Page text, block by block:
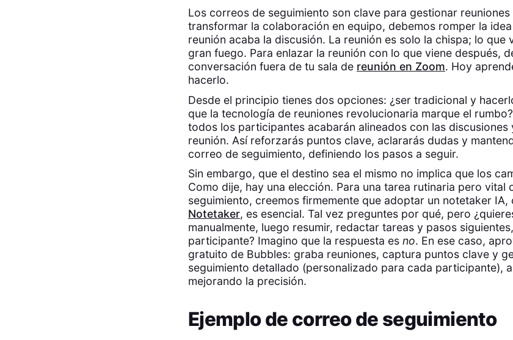
Los correos de seguimiento son clave para gestionar
transformar la colaboración en equipo, debemos romper la
reunión acaba la discusión. La reunión es solo la chispa; lo que
gran fuego. Para enlazar la reunión con lo que viene después,
conversación fuera de tu sala de reunión en Zoom. Hoy
hacerlo.
Desde el principio tienes dos opciones: ¿ser tradicional y
que la tecnología de reuniones revolucionaria marque el
todos los participantes acabarán alineados con las discusiones
reunión. Así reforzarás puntos clave, aclararás dudas y
correo de seguimiento, definiendo los pasos a seguir.
Sin embargo, que el destino sea el mismo no implica que los
Como dije, hay una elección. Para una tarea rutinaria pero vital
seguimiento, creemos firmemente que adoptar un notetaker IA,
Notetaker, es esencial. Tal vez preguntes por qué, pero
manualmente, luego resumir, redactar tareas y pasos
participante? Imagino que la respuesta es no. En ese caso,
gratuito de Bubbles: graba reuniones, captura puntos clave y
seguimiento detallado (personalizado para cada participante),
mejorando la precisión.
Ejemplo de correo de seguimiento